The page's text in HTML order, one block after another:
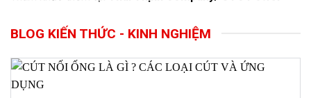
BLOG KIẾN THỨC - KINH NGHIỆM